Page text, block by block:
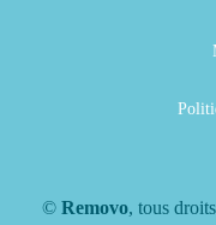
© Removo, tous